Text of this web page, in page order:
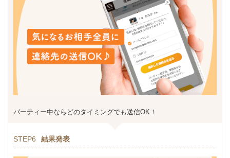
パーティー中ならどのタイミングでも送信OK！
STEP6 結果発表